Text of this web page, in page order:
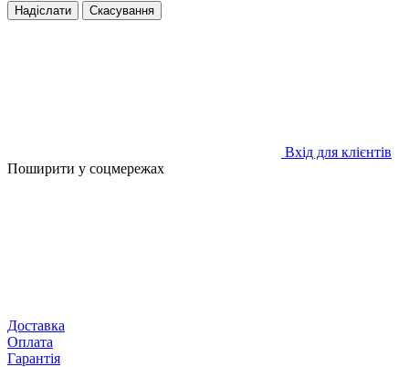
Надіслати Скасування
Вхід для клієнтів
Поширити у соцмережах
Доставка
Оплата
Гарантія